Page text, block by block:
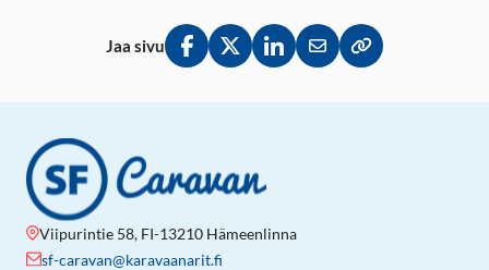
Jaa sivu
Jaa Facebookissa
Jaa Twitterissä
Jaa LinkedInissä
Jaa sähköpostitse
Kopioi linkki
Viipurintie 58, FI-13210 Hämeenlinna
sf-caravan@karavaanarit.fi